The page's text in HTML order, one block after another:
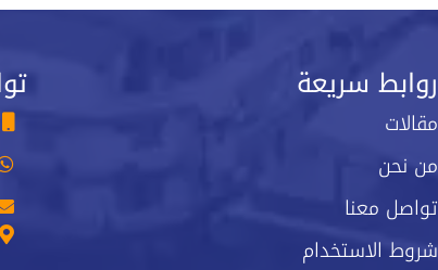
روابط سريعة
مقالات
من نحن
تواصل معنا
شروط الاستخدام